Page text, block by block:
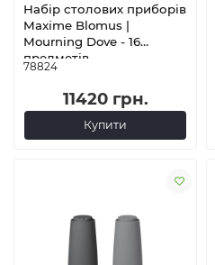
Набір столових приборів
Maxime Blomus |
Mourning Dove - 16
предметів
78824
11420 грн.
Купити